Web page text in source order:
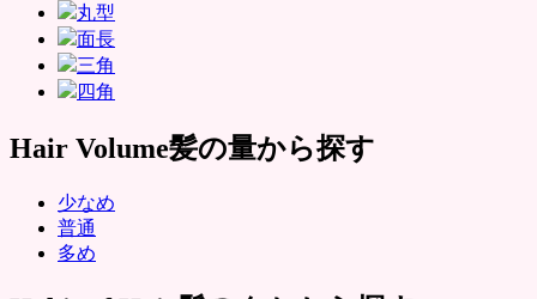
丸型
面長
三角
四角
Hair Volume髪の量から探す
少なめ
普通
多め